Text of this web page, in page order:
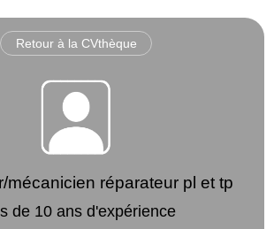
Retour à la CVthèque
mécanicien réparateur pl et tp
de 10 ans d'expérience